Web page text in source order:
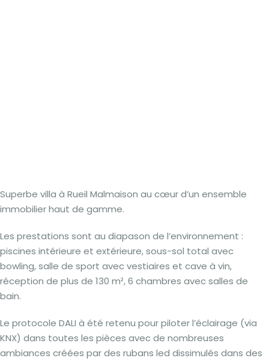
Superbe villa à Rueil Malmaison au cœur d’un ensemble
immobilier haut de gamme.
Les prestations sont au diapason de l’environnement :
piscines intérieure et extérieure, sous-sol total avec
bowling, salle de sport avec vestiaires et cave à vin,
réception de plus de 130 m², 6 chambres avec salles de
bain.
Le protocole DALI à été retenu pour piloter l’éclairage (via
KNX) dans toutes les pièces avec de nombreuses
ambiances créées par des rubans led dissimulés dans des